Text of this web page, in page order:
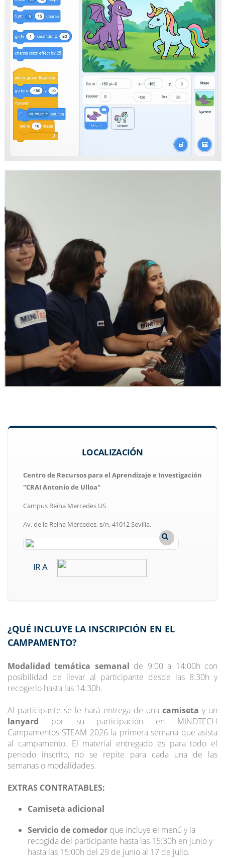
LOCALIZACIÓN
Centro de Recursos para el Aprendizaje e Investigación
"CRAI Antonio de Ulloa"
Campus Reina Mercedes US
Av. de la Reina Mercedes, s/n, 41012 Sevilla.
IR A
¿QUÉ INCLUYE LA INSCRIPCIÓN EN EL
CAMPAMENTO?
Modalidad temática semanal de 9:00 a 14:00h con
posibilidad de llevar al participante desde las 8:30h y
recogerlo hasta las 14:30h.
Al participante se le hará entrega de una camiseta y un
lanyard por su participación en MINDTECH
Campamentos STEAM 2026 la primera semana que asista
al campamento. El material entregado es para todo el
periodo inscrito, no se repite para cada una de las
semanas o modalidades.
EXTRAS CONTRATABLES:
Camiseta adicional
Servicio de comedor que incluye el menú y la
recogida del participante hasta las 15:30h en junio y
hasta las 15:00h del 29 de junio al 17 de julio.